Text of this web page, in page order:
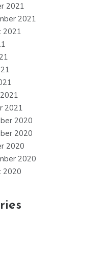
2021
2021
2021
2021
2020
2020
2020
2020
2020